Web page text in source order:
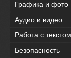
Графика и фото
Аудио и видео
Работа с текстом
Безопасность